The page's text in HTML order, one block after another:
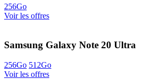
256Go
Voir les offres
Samsung Galaxy Note 20 Ultra
256Go 512Go
Voir les offres